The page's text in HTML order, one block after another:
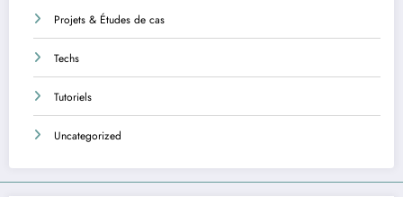
Projets & Études de cas
Techs
Tutoriels
Uncategorized